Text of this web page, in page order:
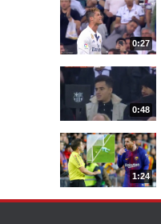
0:27
0:48
1:24